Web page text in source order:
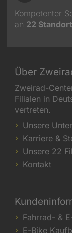
Kompetenter
an 22
Über
Zweirad-
Filialen in
vertreten.
Unsere
Karriere &
Unsere 22
Kontakt
Fahrrad- &
E-Bike